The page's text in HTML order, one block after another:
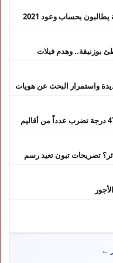
بحساب وعود 2021
بوزنيقة.. وهدم فيلات
واستمرار البحث عن هويات
نشرة إنذارية.. موجة حر تصل إلى 47 درجة تضرب عدداً من أقاليم
تصريحات تبون تعيد رسم
المحكمة العليا الإسبانية
←